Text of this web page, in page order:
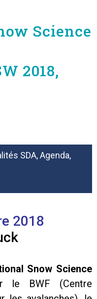
Science
2018,
SDA,Agenda,
2018
Snow Science
le BWF (Centre